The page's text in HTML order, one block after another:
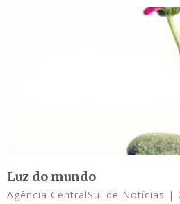
Luz do mundo
Agência CentralSul de Notícias